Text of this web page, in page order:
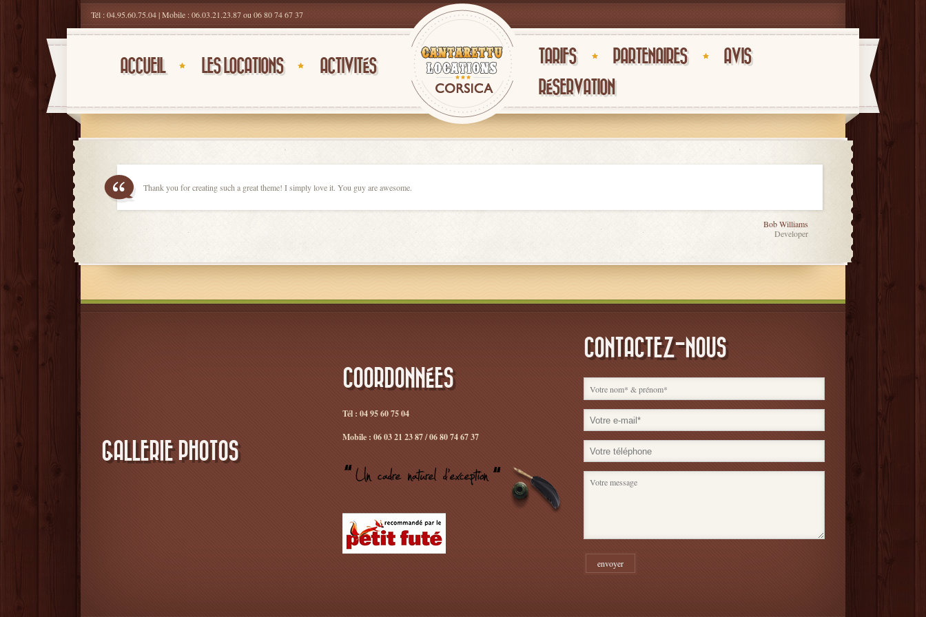
Tél : 04.95.60.75.04 | Mobile : 06.03.21.23.87 ou 06 80 74 67 37
ACCUEIL LES LOCATIONS ACTIVITÉS
TARIFS PARTENAIRES
AVIS
RÉSERVATION
Thank you for creating such a great theme! I simply love it. You guy are awesome.
Bob Williams
Developer
GALLERIE PHOTOS
COORDONNÉES
Tél : 04 95 60 75 04
Mobile : 06 03 21 23 87 / 06 80 74 67 37
CONTACTEZ-NOUS